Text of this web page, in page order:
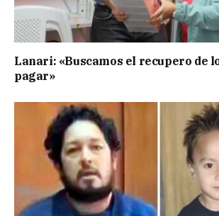
Lanari: «Buscamos el recupero de
pagar»